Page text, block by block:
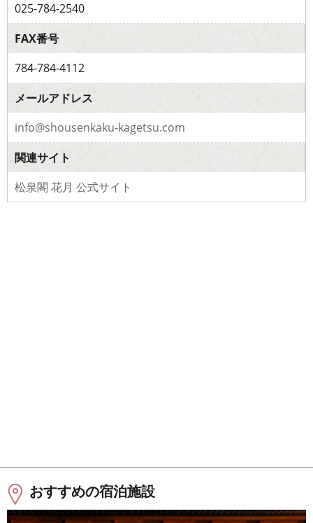
025-784-2540
FAX番号
784-784-4112
メールアドレス
info@shousenkaku-kagetsu.com
関連サイト
松泉閣 花月 公式サイト
おすすめの宿泊施設